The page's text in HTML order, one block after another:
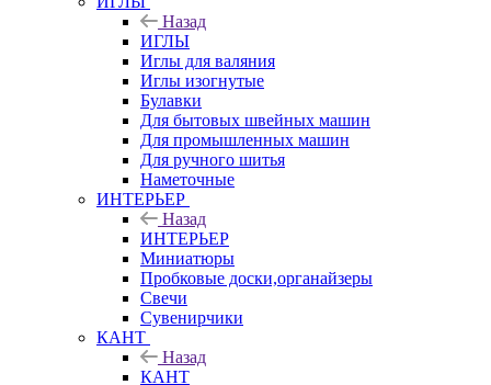
Назад
ИГЛЫ
Иглы для валяния
Иглы изогнутые
Булавки
Для бытовых швейных машин
Для промышленных машин
Для ручного шитья
Наметочные
ИНТЕРЬЕР
Назад
ИНТЕРЬЕР
Миниатюры
Пробковые доски,органайзеры
Свечи
Сувенирчики
КАНТ
Назад
КАНТ